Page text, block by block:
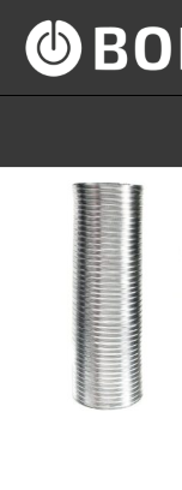
content